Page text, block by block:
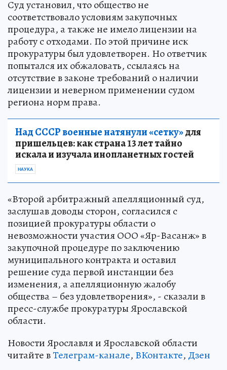
Суд установил, что общество не
соответствовало условиям закупочных
процедура, а также не имело лицензии на
работу с отходами. По этой причине иск
прокуратуры был удовлетворен. Но ответчик
попытался их обжаловать, ссылаясь на
отсутствие в законе требований о наличии
лицензии и неверном применении судом
региона норм права.
Над СССР военные натянули «сетку»для
пришельцев: как страна 13 лет тайно
искала и изучала инопланетных гостей
НАУКА
«Второй арбитражный апелляционный суд,
заслушав доводы сторон, согласился с
позицией прокуратуры области о
невозможности участия ООО «Яр-Васанж» в
закупочной процедуре по заключению
муниципального контракта и оставил
решение суда первой инстанции без
изменения, а апелляционную жалобу
общества – без удовлетворения», - сказали в
пресс-службе прокуратуры Ярославской
области.
Новости Ярославля и Ярославской области
читайте вТелеграм-канале, ВКонтакте, Дзен